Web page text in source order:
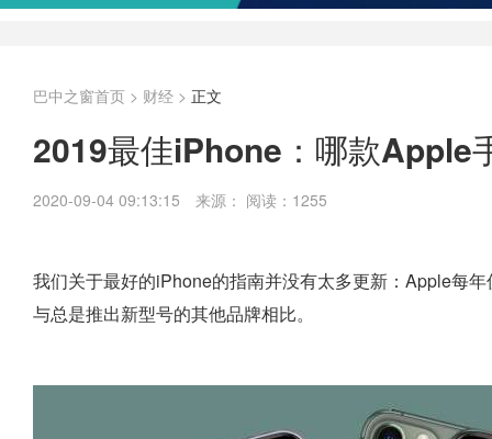
巴中之窗首页 > 财经 > 正文
2019最佳iPhone：哪款Apple
2020-09-04 09:13:15 来源： 阅读：1255
我们关于最好的iPhone的指南并没有太多更新：Apple每
与总是推出新型号的其他品牌相比。